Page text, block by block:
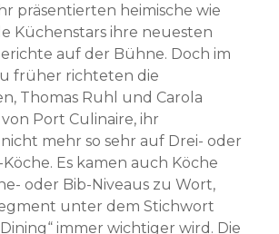
präsentierten heimische wie
Küchenstars ihre neuesten
auf der Bühne. Doch im
früher richteten die
Thomas Ruhl und Carola
Port Culinaire, ihr
mehr so sehr auf Drei- oder
Es kamen auch Köche
oder Bib-Niveaus zu Wort,
unter dem Stichwort
Dining“ immer wichtiger wird. Die